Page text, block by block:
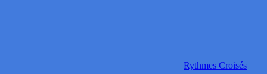
Rythmes Croisés